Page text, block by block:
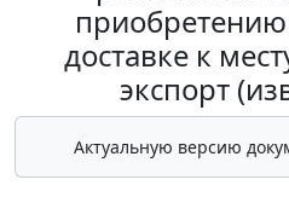
приобретению
доставке к
экспорт
Актуальную версию